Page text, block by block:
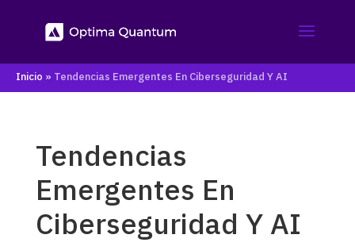
Inicio » Tendencias Emergentes En Ciberseguridad Y AI
Tendencias
Emergentes En
Ciberseguridad Y AI